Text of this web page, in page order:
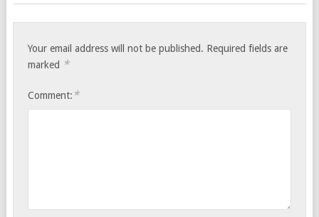
Your email address will not be published. Required fields are
marked *
Comment: *